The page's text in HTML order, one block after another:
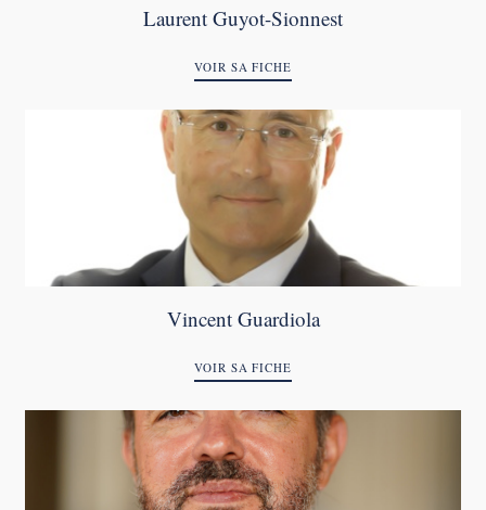
Laurent Guyot-Sionnest
VOIR SA FICHE
Vincent Guardiola
VOIR SA FICHE